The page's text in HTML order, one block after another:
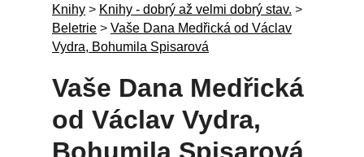
Knihy > Knihy - dobrý až velmi dobrý stav. >
Beletrie > Vaše Dana Medřická od Václav
Vydra, Bohumila Spisarová
Vaše Dana Medřická
od Václav Vydra,